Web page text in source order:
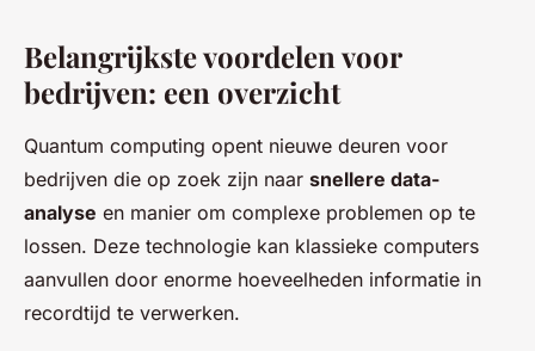
Belangrijkste voordelen voor
bedrijven: een overzicht
Quantum computing opent nieuwe deuren voor
bedrijven die op zoek zijn naar snellere data-
analyse en manier om complexe problemen op te
lossen. Deze technologie kan klassieke computers
aanvullen door enorme hoeveelheden informatie in
recordtijd te verwerken.